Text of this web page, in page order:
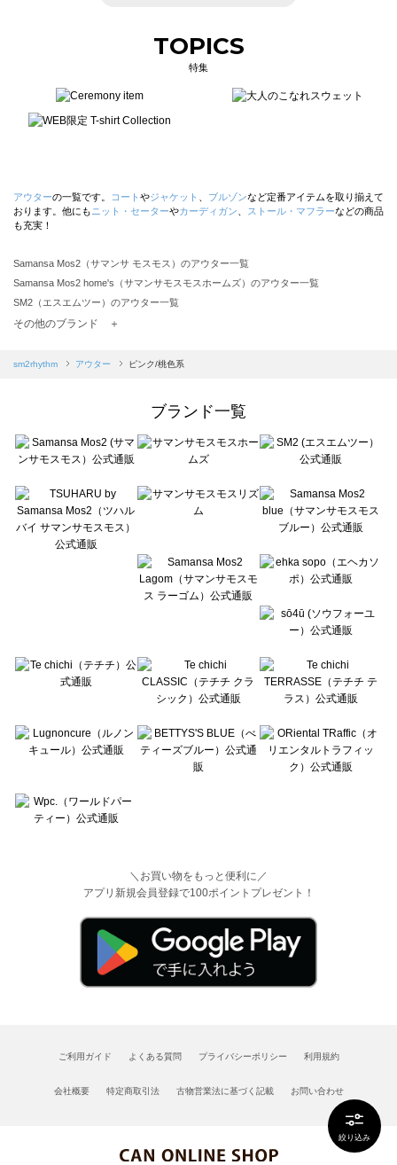
絞り込み
TOPICS
特集
アウターの一覧です。 コート やジャケット ブルゾンなど定番アイテムを取り揃えて
おります。他にも ニット・セーターやカーディガン ストール・マフラーなどの商品
も充実！
Samansa Mos2（サマンサ モスモス）のアウター一覧
Samansa Mos2 home's（サマンサモスモスホームズ）のアウター一覧
SM2（エスエムツー）のアウター一覧
TSUHARU by Samansa Mos2（ツハルバイサマンサモスモス）のアウター一覧
Samansa Mos2 blue（サマンサモスモス ブルー）のアウター一覧
sō4ū（ソウフォーユー）のアウター一覧
Te chichi（テチチ）のアウター一覧
Te chichi CLASSIC（テチチ クラシック）のアウター一覧
Lugnoncure（ルノンキュール）のアウター一覧
BETTY'S BLUE（べティーズブルー）のアウター一覧
Wpc.（ワールドパーティー）のアウター一覧
その他のブランド ＋
sm2rhythm アウター ピンク/桃色系
ブランド一覧
＼お買い物をもっと便利に／
アプリ新規会員登録で100ポイントプレゼント！
ご利用ガイド よくある質問 プライバシーポリシー 利用規約
会社概要 特定商取引法 古物営業法に基づく記載 お問い合わせ